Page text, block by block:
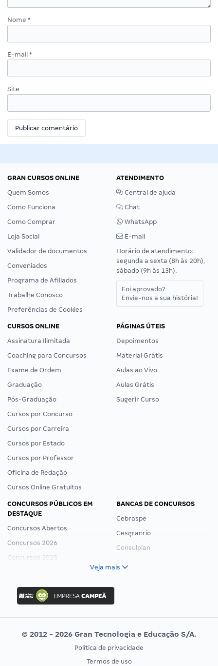
Nome *
E-mail *
Site
GRAN CURSOS ONLINE
Quem Somos
Como Funciona
Como Comprar
Loja Social
Validador de documentos
Conveniados
Programa de Afiliados
Trabalhe Conosco
Preferências de Cookies
ATENDIMENTO
Central de ajuda
Chat
WhatsApp
E-mail
Horário de atendimento:
segunda a sexta (8h às 20h),
sábado (9h às 13h).
Foi aprovado?
Envie-nos a sua história!
CURSOS ONLINE
Assinatura Ilimitada
Coaching para Concursos
Exame de Ordem
Graduação
Pós-Graduação
Cursos por Concurso
Cursos por Carreira
Cursos por Estado
Cursos por Professor
Oficina de Redação
Cursos Online Gratuitos
PÁGINAS ÚTEIS
Depoimentos
Material Grátis
Aulas ao Vivo
Aulas Grátis
Sugerir Curso
CONCURSOS PÚBLICOS EM
DESTAQUE
Concursos Abertos
Concursos 2026
Concursos 2025
Concurso Ibama
Concurso MPU
Editais publicados
BANCAS DE CONCURSOS
Cebraspe
Cesgranrio
Consulplan
Vunesp
CONCURSOS POR PROFISSÃO
EXAME DE ORDEM
Veja mais
© 2012 - 2026 Gran Tecnologia e Educação S/A.
Política de privacidade
Termos de uso